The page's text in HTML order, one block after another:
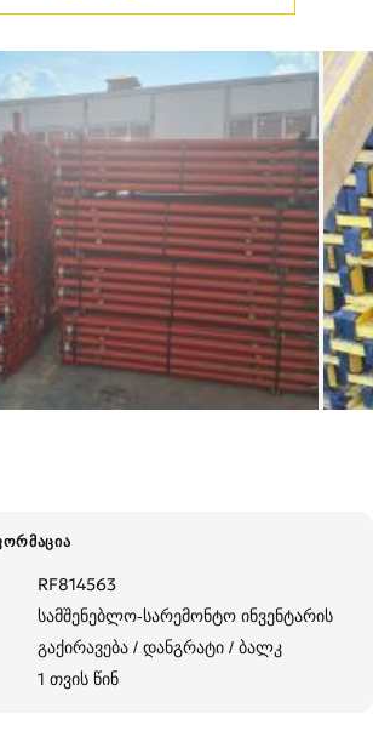
RF814563
სამშენებლო-სარემონტო ინვენტარის
გაქირავება / დანგრატი / ბალკ
1 თვის წინ